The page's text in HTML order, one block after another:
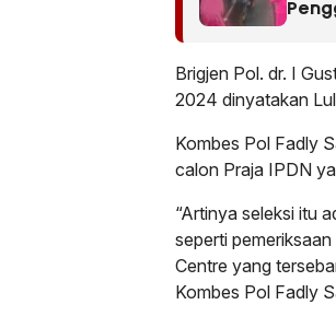
Brigjen Pol. dr. I
2024 dinyatakan
Kombes Pol Fadly
calon Praja IPDN
“Artinya seleksi itu
seperti
Centre yang
Kombes Pol Fadly